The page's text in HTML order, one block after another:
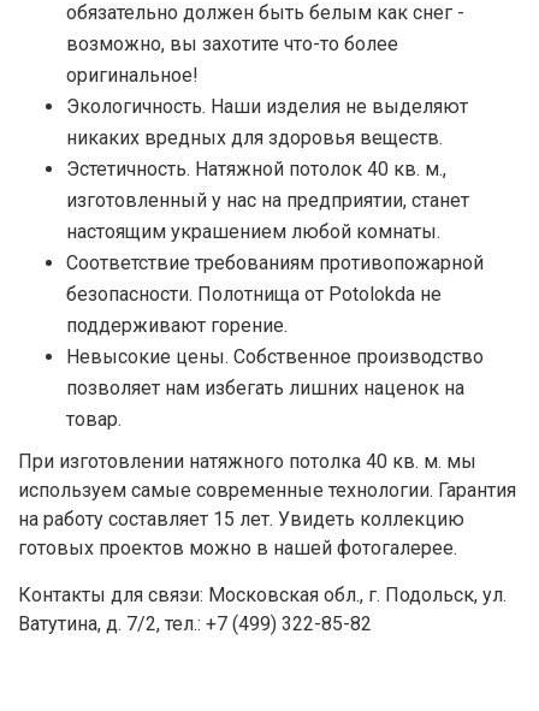
обязательно должен быть белым как снег -
возможно, вы захотите что-то более
оригинальное!
Экологичность. Наши изделия не выделяют
никаких вредных для здоровья веществ.
Эстетичность. Натяжной потолок 40 кв. м.,
изготовленный у нас на предприятии, станет
настоящим украшением любой комнаты.
Соответствие требованиям противопожарной
безопасности. Полотнища от Potolokda не
поддерживают горение.
Невысокие цены. Собственное производство
позволяет нам избегать лишних наценок на
товар.
При изготовлении натяжного потолка 40 кв. м. мы
используем самые современные технологии. Гарантия
на работу составляет 15 лет. Увидеть коллекцию
готовых проектов можно в нашей фотогалерее.
Контакты для связи: Московская обл., г. Подольск, ул.
Ватутина, д. 7/2, тел.: +7 (499) 322-85-82